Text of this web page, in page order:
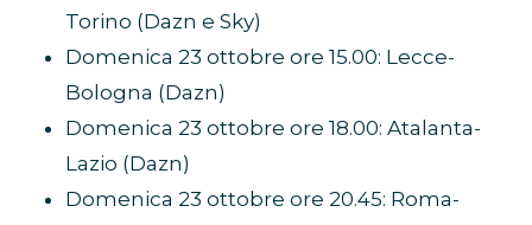
Torino (Dazn e Sky)
Domenica 23 ottobre ore 15.00: Lecce-
Bologna (Dazn)
Domenica 23 ottobre ore 18.00: Atalanta-
Lazio (Dazn)
Domenica 23 ottobre ore 20.45: Roma-